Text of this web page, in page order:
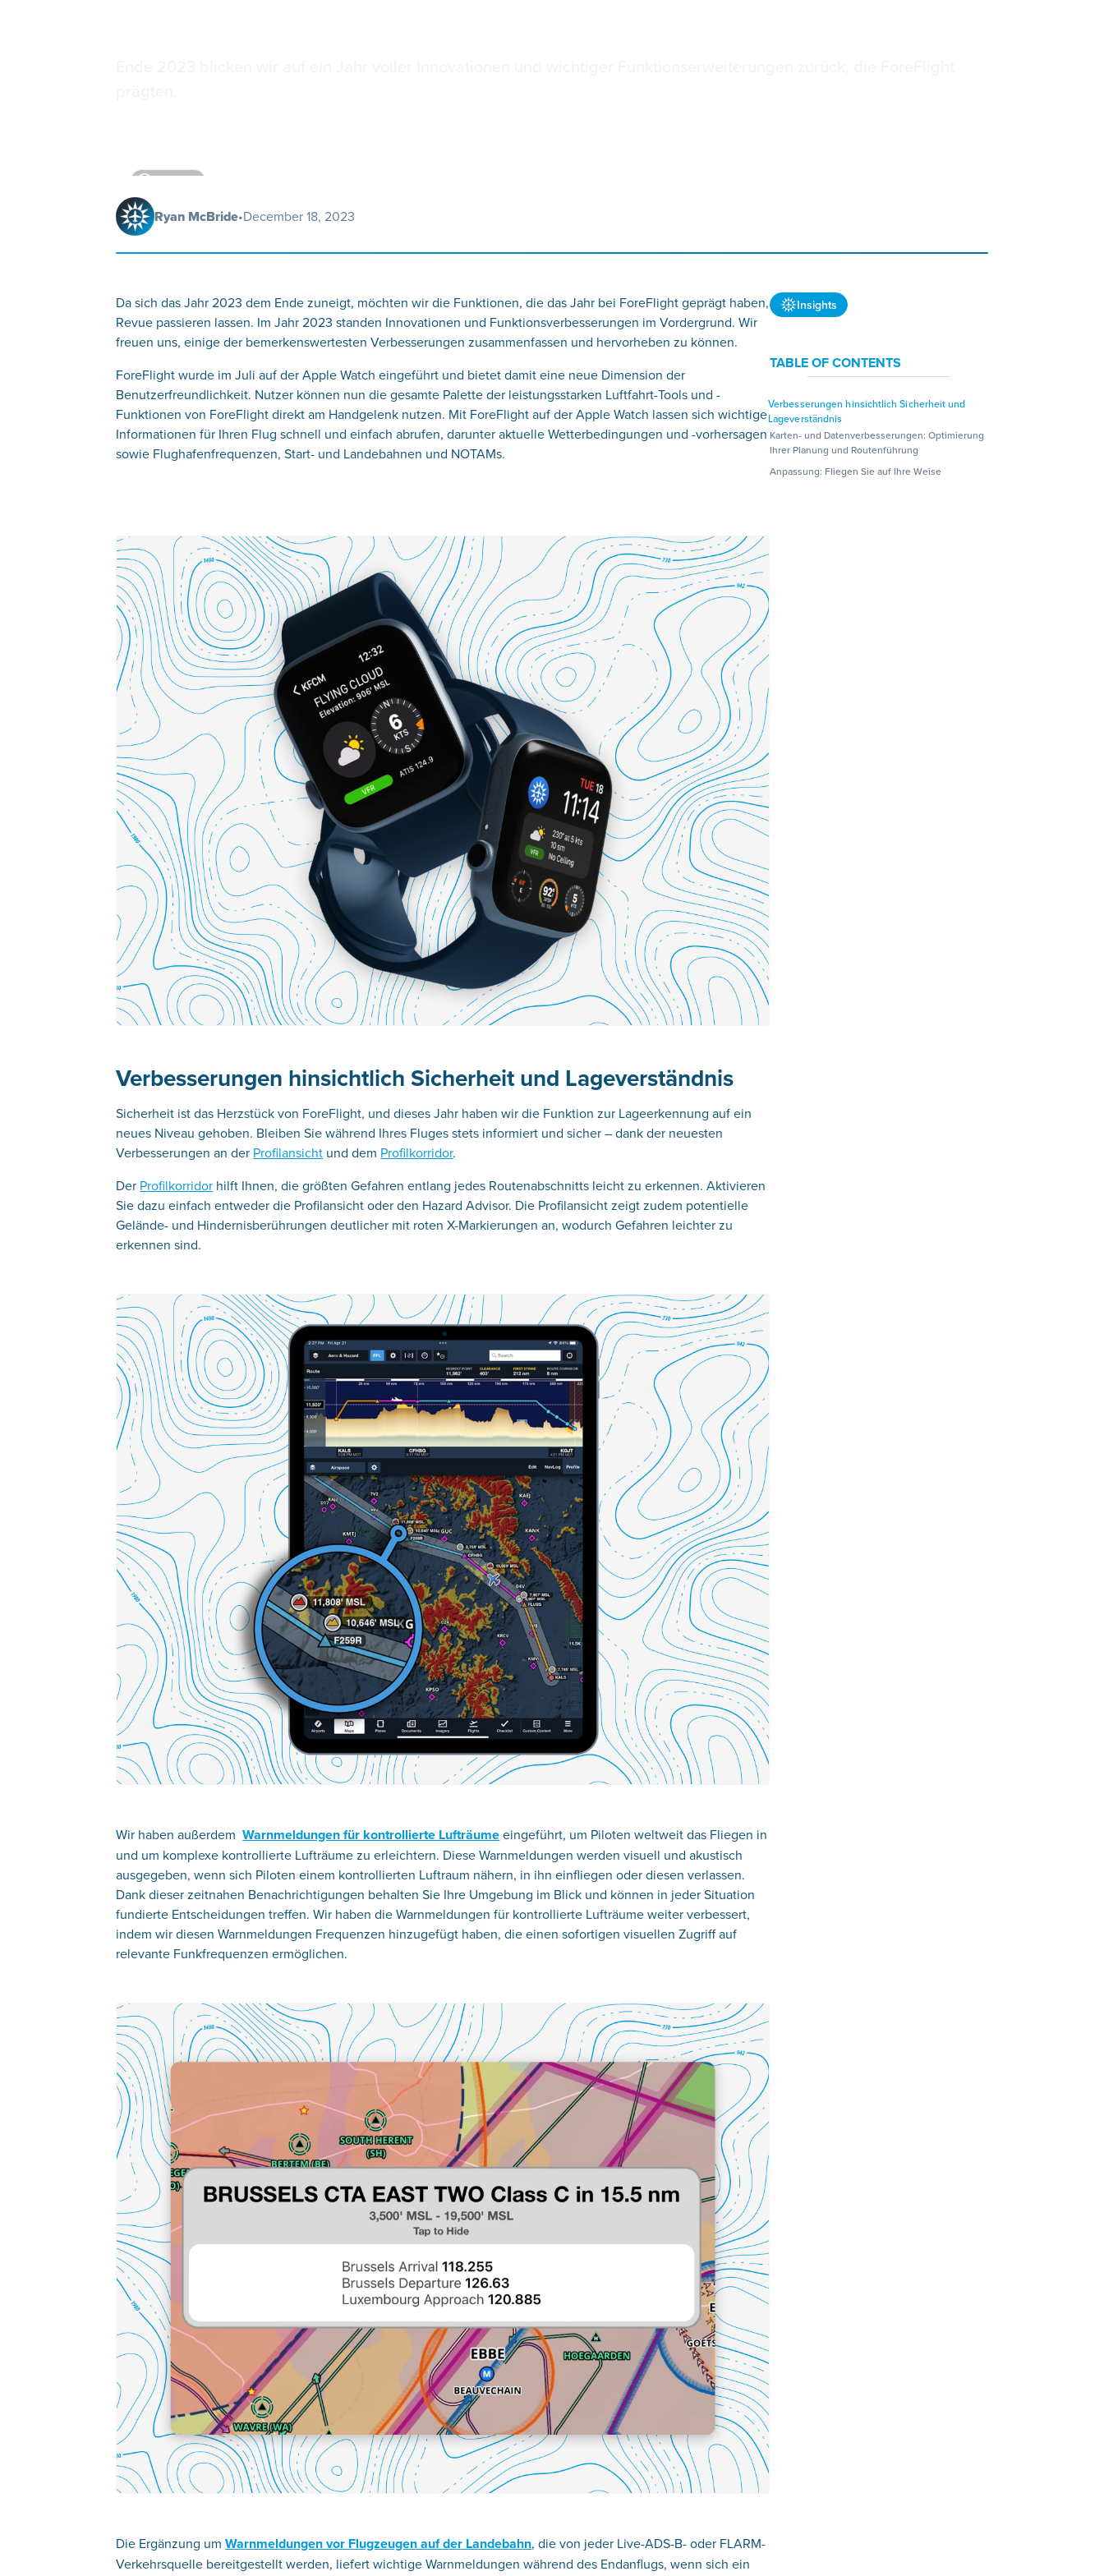
4minutes
Ryan McBride•December 18, 2023
Da sich das Jahr 2023 dem Ende zuneigt, möchten wir die Funktionen, die das Jahr bei ForeFlight geprägt haben,
Revue passieren lassen. Im Jahr 2023 standen Innovationen und Funktionsverbesserungen im Vordergrund. Wir
freuen uns, einige der bemerkenswertesten Verbesserungen zusammenfassen und hervorheben zu können.
ForeFlight wurde im Juli auf der Apple Watch eingeführt und bietet damit eine neue Dimension der
Benutzerfreundlichkeit. Nutzer können nun die gesamte Palette der leistungsstarken Luftfahrt-Tools und -
Funktionen von ForeFlight direkt am Handgelenk nutzen. Mit ForeFlight auf der Apple Watch lassen sich wichtige
Informationen für Ihren Flug schnell und einfach abrufen, darunter aktuelle Wetterbedingungen und -vorhersagen
sowie Flughafenfrequenzen, Start- und Landebahnen und NOTAMs.
Verbesserungen hinsichtlich Sicherheit und Lageverständnis
Sicherheit ist das Herzstück von ForeFlight, und dieses Jahr haben wir die Funktion zur Lageerkennung auf ein
neues Niveau gehoben. Bleiben Sie während Ihres Fluges stets informiert und sicher – dank der neuesten
Verbesserungen an der Profilansicht und dem Profilkorridor.
Der Profilkorridor hilft Ihnen, die größten Gefahren entlang jedes Routenabschnitts leicht zu erkennen. Aktivieren
Sie dazu einfach entweder die Profilansicht oder den Hazard Advisor. Die Profilansicht zeigt zudem potentielle
Gelände- und Hindernisberührungen deutlicher mit roten X-Markierungen an, wodurch Gefahren leichter zu
erkennen sind.
Wir haben außerdem Warnmeldungen für kontrollierte Lufträumeeingeführt, um Piloten weltweit das Fliegen in
und um komplexe kontrollierte Lufträume zu erleichtern. Diese Warnmeldungen werden visuell und akustisch
ausgegeben, wenn sich Piloten einem kontrollierten Luftraum nähern, in ihn einfliegen oder diesen verlassen.
Dank dieser zeitnahen Benachrichtigungen behalten Sie Ihre Umgebung im Blick und können in jeder Situation
fundierte Entscheidungen treffen. Wir haben die Warnmeldungen für kontrollierte Lufträume weiter verbessert,
indem wir diesen Warnmeldungen Frequenzen hinzugefügt haben, die einen sofortigen visuellen Zugriff auf
relevante Funkfrequenzen ermöglichen.
Die Ergänzung umWarnmeldungen vor Flugzeugen auf der Landebahn, die von jeder Live-ADS-B- oder FLARM-
Verkehrsquelle bereitgestellt werden, liefert wichtige Warnmeldungen während des Endanflugs, wenn sich ein
Insights
TABLE OF CONTENTS
Verbesserungen hinsichtlich Sicherheit und
Lageverständnis
Karten- und Datenverbesserungen: Optimierung
Ihrer Planung und Routenführung
Anpassung: Fliegen Sie auf Ihre Weise